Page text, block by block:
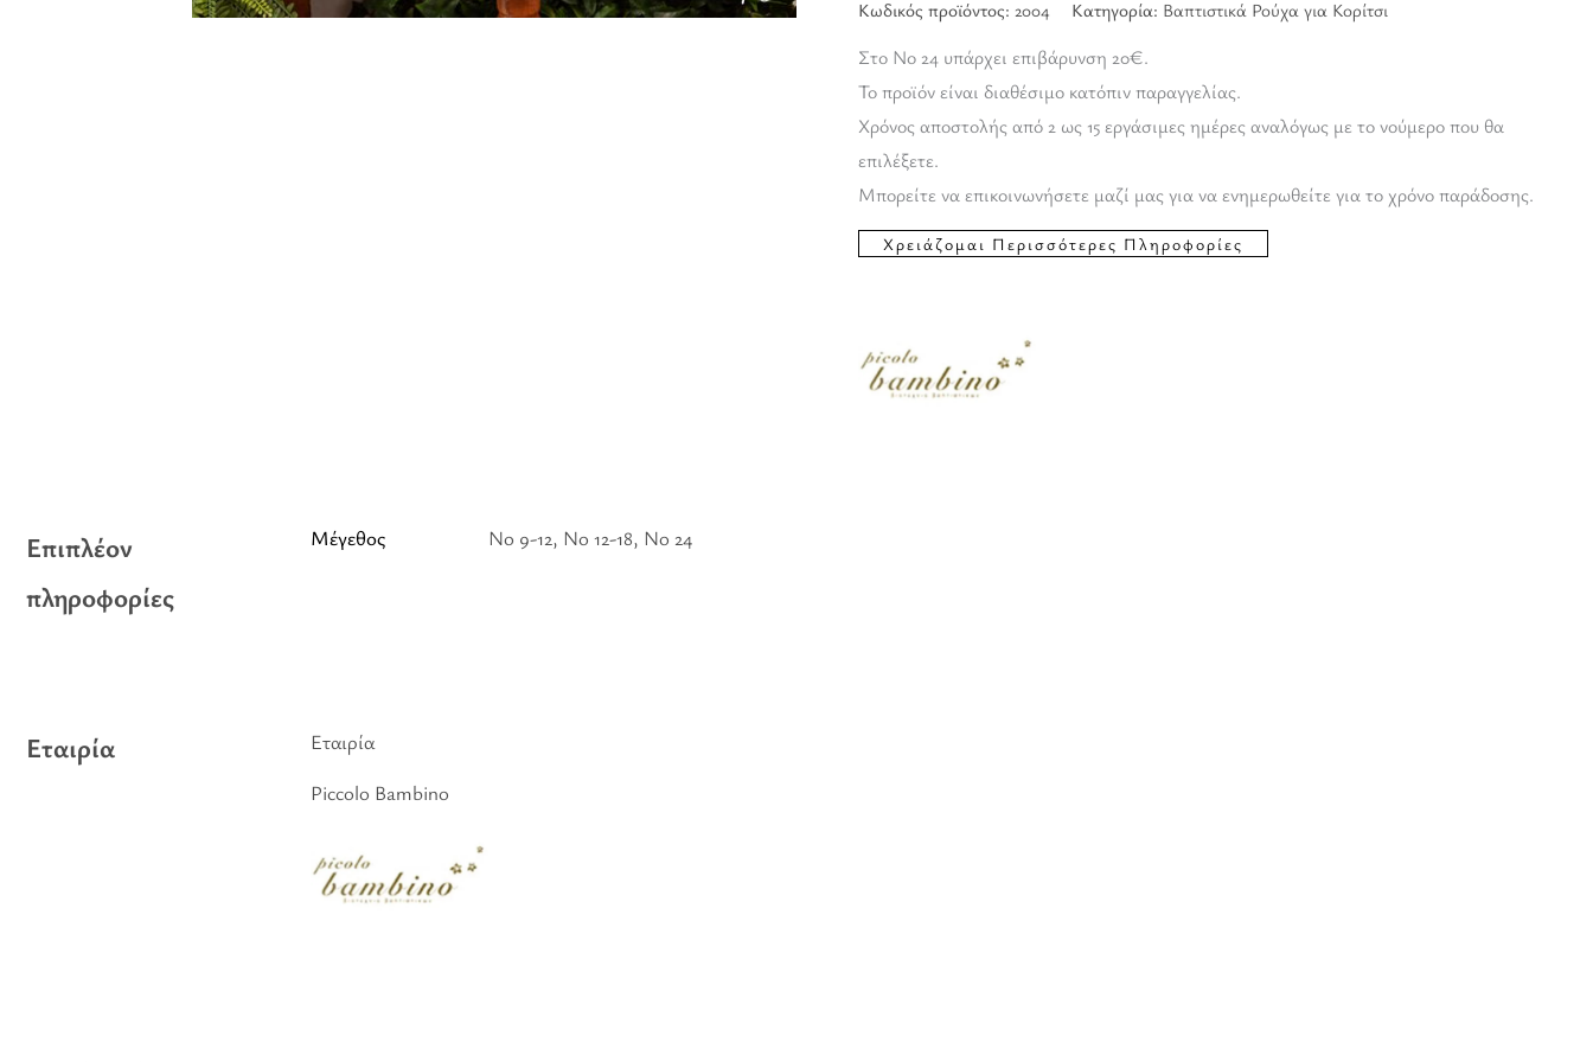
Κωδικός προϊόντος: 2004 Κατηγορία: Βαπτιστικά Ρούχα για Κορίτσι
Στο Νο 24 υπάρχει επιβάρυνση 20€.
Το προϊόν είναι διαθέσιμο κατόπιν παραγγελίας.
Χρόνος αποστολής από 2 ως 15 εργάσιμες ημέρες αναλόγως με το νούμερο που θα
επιλέξετε.
Μπορείτε να επικοινωνήσετε μαζί μας για να ενημερωθείτε για το χρόνο παράδοσης.
Επιπλέον
πληροφορίες
Μέγεθος No 9-12, No 12-18, No 24
Εταιρία
Εταιρία
Piccolo Bambino